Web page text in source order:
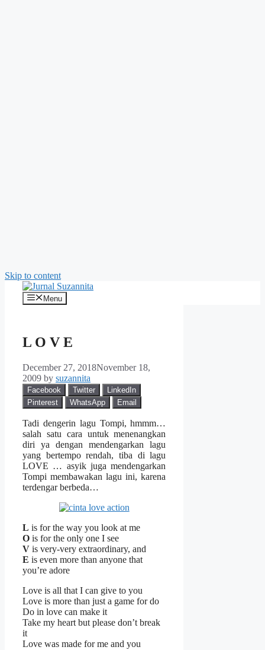
Skip to content
Menu
L O V E
December 27, 2018November 18,
2009 by suzannita
Facebook Twitter
LinkedIn
Pinterest
WhatsApp Email
Tadi dengerin lagu Tompi, hmmm…
salah satu cara untuk menenangkan
diri ya dengan mendengarkan lagu
yang bertempo rendah, tiba di lagu
LOVE … asyik juga mendengarkan
Tompi membawakan lagu ini, karena
terdengar berbeda…
L is for the way you look at me
O is for the only one I see
V is very-very extraordinary, and
E is even more than anyone that
you’re adore
Love is all that I can give to you
Love is more than just a game for do
Do in love can make it
Take my heart but please don’t break
it
Love was made for me and you